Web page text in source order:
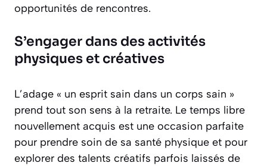
opportunités de rencontres.
S’engager dans des activités
physiques et créatives
L’adage « un esprit sain dans un corps sain »
prend tout son sens à la retraite. Le temps libre
nouvellement acquis est une occasion parfaite
pour prendre soin de sa santé physique et pour
explorer des talents créatifs parfois laissés de